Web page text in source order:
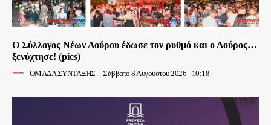
Ο Σύλλογος Νέων Λούρου έδωσε τον ρυθμό και ο Λούρος…
ξενύχτησε! (pics)
ΟΜΑΔΑ ΣΥΝΤΑΞΗΣ - Σάββατο 8 Αυγούστου 2026 - 10:18